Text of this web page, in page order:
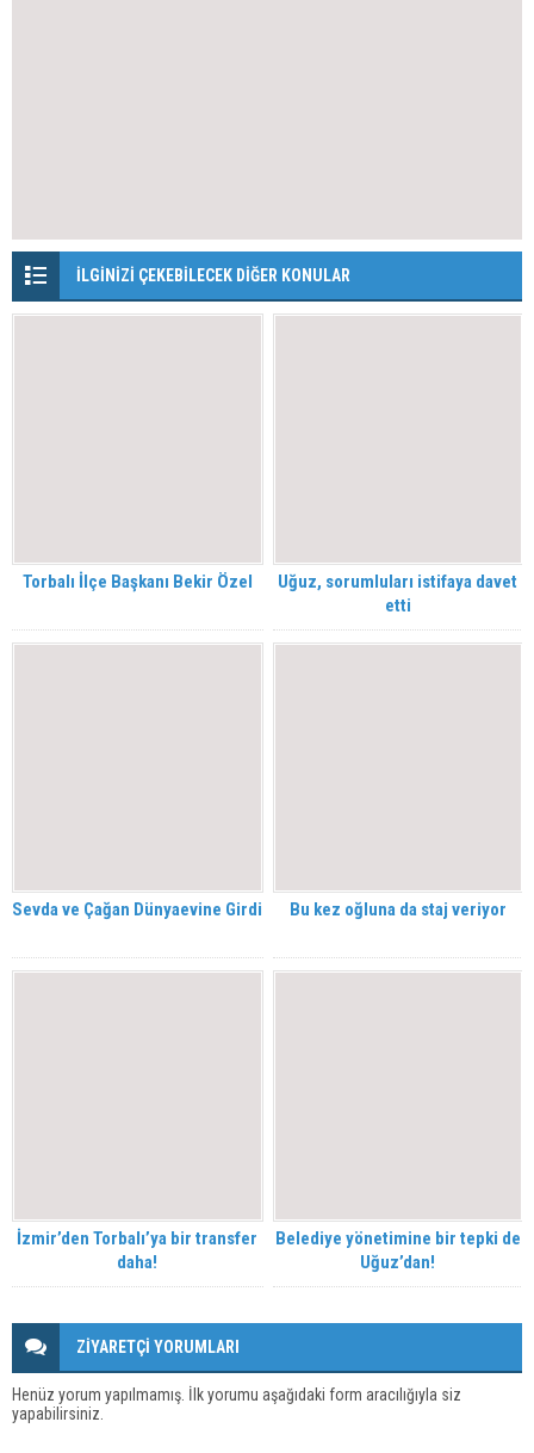
İLGİNİZİ ÇEKEBİLECEK DİĞER KONULAR
Torbalı İlçe Başkanı Bekir Özel
Uğuz, sorumluları istifaya davet
etti
Sevda ve Çağan Dünyaevine Girdi Bu kez oğluna da staj veriyor
İzmir’den Torbalı’ya bir transfer
daha!
Belediye yönetimine bir tepki de
Uğuz’dan!
ZİYARETÇİ YORUMLARI
Henüz yorum yapılmamış. İlk yorumu aşağıdaki form aracılığıyla siz
yapabilirsiniz.